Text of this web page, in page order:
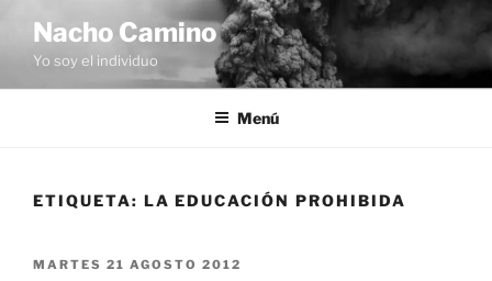
contenido
Nacho Camino
Yo soy el individuo
Menú
ETIQUETA: LA EDUCACIÓN PROHIBIDA
PUBLICADO
MARTES 21 AGOSTO 2012